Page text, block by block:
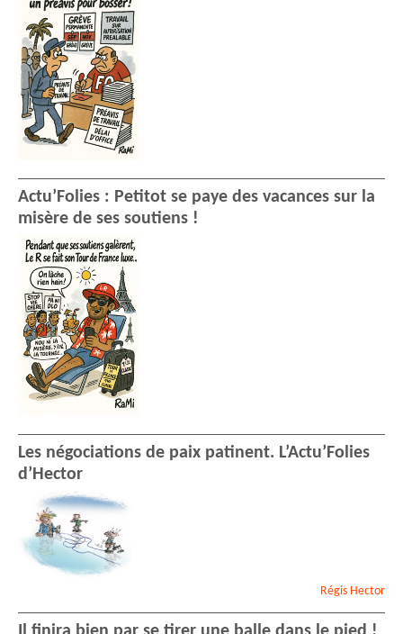
Actu’Folies : Petitot se paye des vacances sur la
misère de ses soutiens !
Les négociations de paix patinent. L’Actu’Folies
d’Hector
Régis Hector